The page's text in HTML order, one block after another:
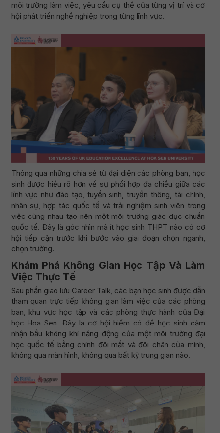
môi trường làm việc, yêu cầu cụ thể của từng vị trí và cơ
hội phát triển nghề nghiệp trong từng lĩnh vực.
Thông qua những chia sẻ từ đại diện các phòng ban, học
sinh được hiểu rõ hơn về sự phối hợp đa chiều giữa các
lĩnh vực như đào tạo, tuyển sinh, truyền thông, tài chính,
nhân sự, hợp tác quốc tế và trải nghiệm sinh viên trong
việc cùng nhau tạo nên một môi trường giáo dục chuẩn
quốc tế. Đây là góc nhìn mà ít học sinh THPT nào có cơ
hội tiếp cận trước khi bước vào giai đoạn chọn ngành,
chọn trường.
Khám Phá Không Gian Học Tập Và Làm
Việc Thực Tế
Sau phần giao lưu Career Talk, các bạn học sinh được dẫn
tham quan trực tiếp không gian làm việc của các phòng
ban, khu vực học tập và các phòng thực hành của Đại
học Hoa Sen. Đây là cơ hội hiếm có để học sinh cảm
nhận bầu không khí năng động của một môi trường đại
học quốc tế bằng chính đôi mắt và đôi chân của mình,
không qua màn hình, không qua bất kỳ trung gian nào.